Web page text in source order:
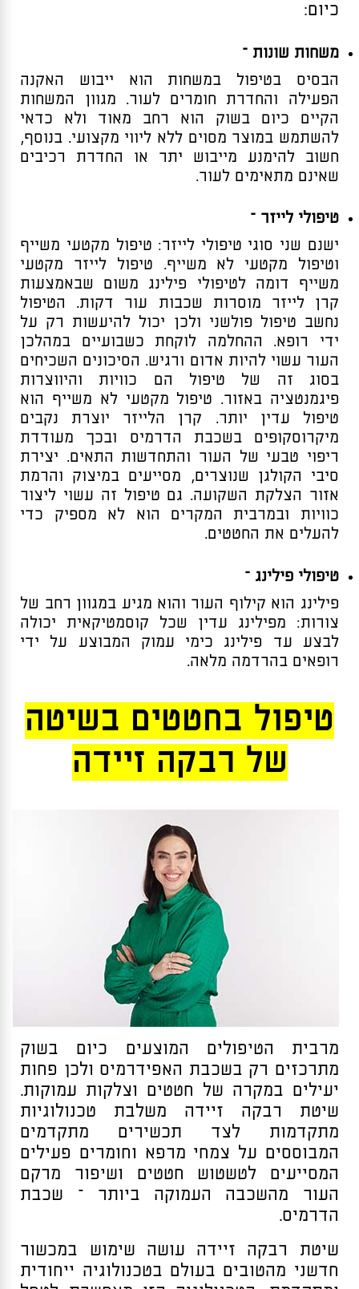
כיום:
משחות שונות –
הבסיס בטיפול במשחות הוא ייבוש האקנה
הפעילה והחדרת חומרים לעור. מגוון המשחות
הקיים כיום בשוק הוא רחב מאוד ולא כדאי
להשתמש במוצר מסוים ללא ליווי מקצועי. בנוסף,
חשוב להימנע מייבוש יתר או החדרת רכיבים
שאינם מתאימים לעור.
טיפולי לייזר –
ישנם שני סוגי טיפולי לייזר: טיפול מקטעי משייף
וטיפול מקטעי לא משייף. טיפול לייזר מקטעי
משייף דומה לטיפולי פילינג משום שבאמצעות
קרן לייזר מוסרות שכבות עור דקות. הטיפול
נחשב טיפול פולשני ולכן יכול להיעשות רק על
ידי רופא. ההחלמה לוקחת כשבועיים במהלכן
העור עשוי להיות אדום ורגיש. הסיכונים השכיחים
בסוג זה של טיפול הם כוויות והיווצרות
פיגמנטציה באזור. טיפול מקטעי לא משייף הוא
טיפול עדין יותר. קרן הלייזר יוצרת נקבים
מיקרוסקופים בשכבת הדרמיס ובכך מעודדת
ריפוי טבעי של העור והתחדשות התאים. יצירת
סיבי הקולגן שנוצרים, מסייעים במיצוק והרמת
אזור הצלקת השקועה. גם טיפול זה עשוי ליצור
כוויות ובמרבית המקרים הוא לא מספיק כדי
להעלים את החטטים.
טיפולי פילינג –
פילינג הוא קילוף העור והוא מגיע במגוון רחב של
צורות: מפילינג עדין שכל קוסמטיקאית יכולה
לבצע עד פילינג כימי עמוק המבוצע על ידי
רופאים בהרדמה מלאה.
טיפול בחטטים בשיטה
של רבקה זיידה
מרבית הטיפולים המוצעים כיום בשוק
מתרכזים רק בשכבת האפידרמיס ולכן פחות
יעילים במקרה של חטטים וצלקות עמוקות.
שיטת רבקה זיידה משלבת טכנולוגיות
מתקדמות לצד תכשירים מתקדמים
המבוססים על צמחי מרפא וחומרים פעילים
המסייעים לטשטוש חטטים ושיפור מרקם
העור מהשכבה העמוקה ביותר – שכבת
הדרמיס.
שיטת רבקה זיידה עושה שימוש במכשור
חדשני מהטובים בעולם בטכנולוגיה ייחודית